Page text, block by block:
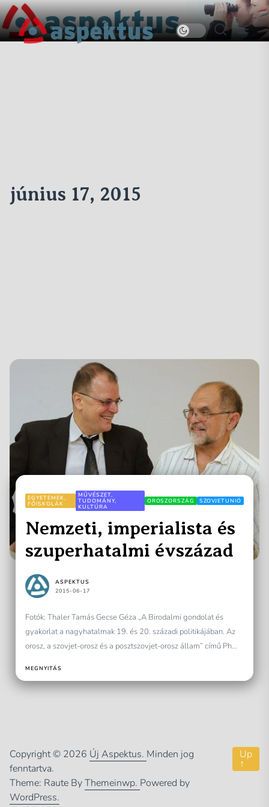
Skip
to
the
Új
Aspektus
június 17, 2015
EGYETEMEK,
FŐISKOLÁK
MŰVÉSZET,
TUDOMÁNY,
KULTÚRA
OROSZORSZÁG SZOVJETUNIÓ
Nemzeti, imperialista és
szuperhatalmi évszázad
ASPEKTUS
2015-06-17
Fotók: Thaler Tamás Gecse Géza „A Birodalmi gondolat és
gyakorlat a nagyhatalmak 19. és 20. századi politikájában. Az
orosz, a szovjet-orosz és a posztszovjet-orosz állam” című PhD-
MEGNYITÁS
Copyright © 2026 Új Aspektus. Minden jog
fenntartva.
Theme: Raute ByThemeinwp. Powered by
WordPress.
Up
↑